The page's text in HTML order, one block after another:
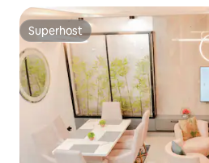
Superhost
Superhost